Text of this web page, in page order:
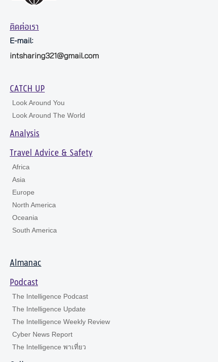
ติดต่อเรา
E-mail:
intsharing321@gmail.com
CATCH UP
Look Around You
Look Around The World
Analysis
Travel Advice & Safety
Africa
Asia
Europe
North America
Oceania
South America
Almanac
Podcast
The Intelligence Podcast
The Intelligence Update
The Intelligence Weekly Review
Cyber News Report
The Intelligence พาเที่ยว